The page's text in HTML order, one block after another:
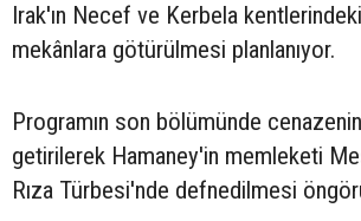
Irak'ın Necef ve Kerbela
mekânlara götürülmesi planlanıyor.
Programın son bölümünde
getirilerek Hamaney'in memleketi
Rıza Türbesi'nde defnedilmesi